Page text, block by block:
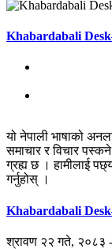
Khabardabali
यो नेपाली भाषाको
समाचार र विचार
ग्रह्य छ । हामीलाई
गर्नुहोस् ।
Khabardabali
श्रावण २२ गते, २०८३